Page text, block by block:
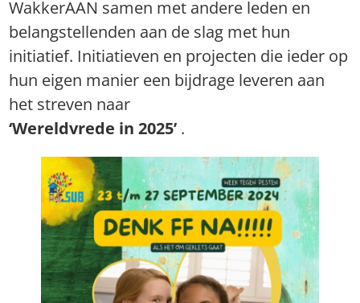
WakkerAAN samen met andere leden en
belangstellenden aan de slag met hun
initiatief. Initiatieven en projecten die ieder op
hun eigen manier een bijdrage leveren aan
het streven naar
‘Wereldvrede in 2025’ .